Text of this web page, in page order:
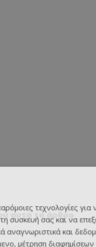
αυτό το άρθρο
τεχνολογίες για
συσκευή σας και να
αναγνωριστικά και
μέτρηση διαφημίσεων